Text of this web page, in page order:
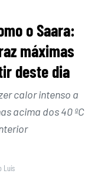
o Saara:
máximas
deste dia
calor intenso a
acima dos 40 ºC
Luís